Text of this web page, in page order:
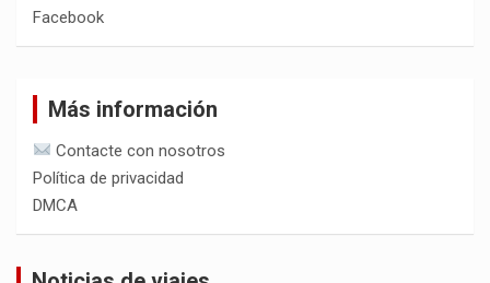
Facebook
Más información
Contacte con nosotros
Política de privacidad
DMCA